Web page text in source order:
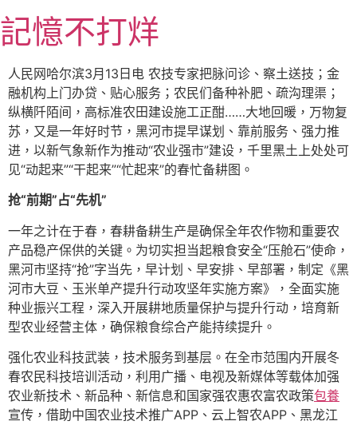
至
主
內
容
記憶不打烊
人民网哈尔滨3月13日电 农技专家把脉问诊、察土送技；金
融机构上门办贷、贴心服务；农民们备种补肥、疏沟理渠；
纵横阡陌间，高标准农田建设施工正酣……大地回暖，万物复
苏，又是一年好时节，黑河市提早谋划、靠前服务、强力推
进，以新气象新作为推动“农业强市”建设，千里黑土上处处可
见“动起来”“干起来”“忙起来”的春忙备耕图。
抢“前期”占“先机”
一年之计在于春，春耕备耕生产是确保全年农作物和重要农
产品稳产保供的关键。为切实担当起粮食安全“压舱石”使命，
黑河市坚持“抢”字当先，早计划、早安排、早部署，制定《黑
河市大豆、玉米单产提升行动攻坚年实施方案》，全面实施
种业振兴工程，深入开展耕地质量保护与提升行动，培育新
型农业经营主体，确保粮食综合产能持续提升。
强化农业科技武装，技术服务到基层。在全市范围内开展冬
春农民科技培训活动，利用广播、电视及新媒体等载体加强
农业新技术、新品种、新信息和国家强农惠农富农政策包養
宣传，借助中国农业技术推广APP、云上智农APP、黑龙江